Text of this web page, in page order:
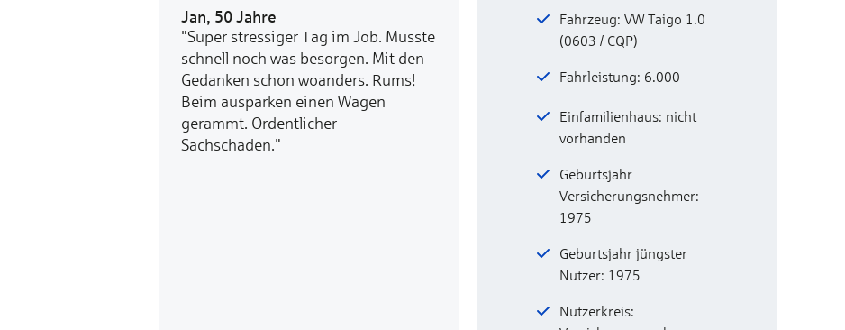
Jan, 50 Jahre
"Super stressiger Tag im Job. Musste
schnell noch was besorgen. Mit den
Gedanken schon woanders. Rums!
Beim ausparken einen Wagen
gerammt. Ordentlicher
Sachschaden."
Fahrzeug: VW Taigo 1.0
(0603 / CQP)
Fahrleistung: 6.000
Einfamilienhaus: nicht
vorhanden
Geburtsjahr
Versicherungsnehmer:
1975
Geburtsjahr jüngster
Nutzer: 1975
Nutzerkreis: